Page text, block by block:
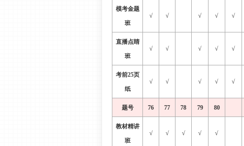
模考金题
班
√ √ √ √ √
直播点睛
班
√ √ √ √ √
考前25页
纸
√ √ √ √ √
题号 76 77 78 79 80
教材精讲
班
√ √ √ √ √